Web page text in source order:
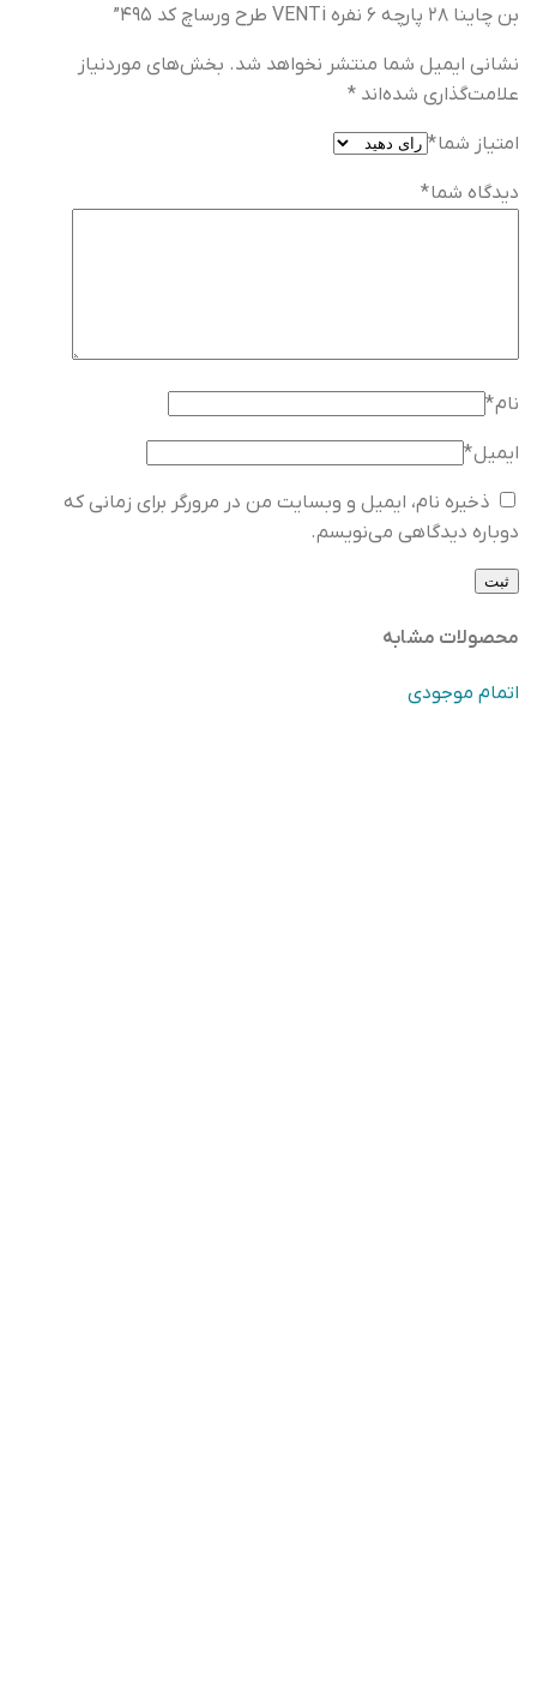
بن چاینا ۲۸ پارچه ۶ نفره VENTi طرح ورساچ کد ۴۹۵”
نشانی ایمیل شما منتشر نخواهد شد. بخش‌های موردنیاز
علامت‌گذاری شده‌اند *
امتیاز شما*
دیدگاه شما*
نام*
ایمیل*
ذخیره نام، ایمیل و وبسایت من در مرورگر برای زمانی که
دوباره دیدگاهی می‌نویسم.
محصولات مشابه
اتمام موجودی